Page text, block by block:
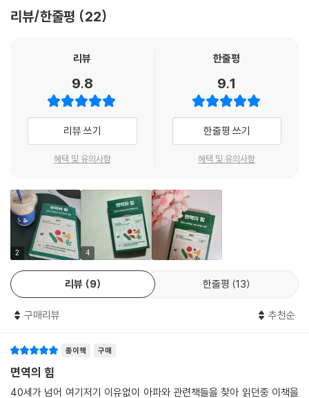
추고, 도움이 되는 정보를 주고자 이 책을 집필하였다. 저자가 해명하는 면
주체적으로 주도하는 면역의 방법을 배울 수 있을 것이다. 그러기 위해 가
히고, 면역을 위해 할 수 있는 생활 방식과 습관들에 대해 알아본다. ‘면역
증강’이라는 공포 마케팅과 허위 광고에 속지 않고, 우리 삶을 주도하려면,
가장 먼저 선행되어야 할 것은 면역의 과학을 아는 일이다.
면역학자가 밝히는 백신의 진실, 논란을 해명하다
최근까지도 백신접종은 많은 논란이 있었다. 책에서는 흔히 접하는 백신접
종에 대한 각종 질문과 진실을 담았다. 여러 논란이 있지만, 저자는 백신이
역사적으로 안정된 치료제라는 것을 부인하지 않는다. 제약회사가 이득 때
문에 만들 만큼 큰 수익을 내는 치료제도 아닐뿐더러, 인류가 전염병을 막
은 데는 백신의 큰 역할이 있었다. 백신은 질병에 노출될 가능성으로부터
보호할 면역반응을 유발하도록 설계되는데, 면역은 개개인마다 다르므로
각기 다른 반응을 보이기는 하지만, 이는 확률상 100만분의 1 정도로 크지
인구 전체에 대한 병원균의 접근을 차단한다. 백신접종을 받는 사람이 많
을수록 독감이 발발할 가능성이 줄어들기 때문에 접종을 받은 사람은 타인
을 감염시킬 수 없게 된다. 이로써 약한 면역계를 지닌 사람들까지 치명적
리뷰/한줄평 22
리뷰
9.8
리뷰 쓰기
혜택 및 유의사항
한줄평
9.1
한줄평 쓰기
혜택 및 유의사항
2 4
리뷰 9 한줄평 13
구매리뷰 추천순
종이책 구매
면역의 힘
40세가 넘어 여기저기 이유없이 아파와 관련책들을 찾아 읽던중 이책을